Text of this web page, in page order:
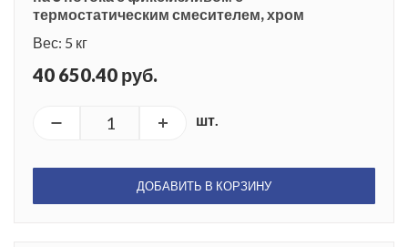
термостатическим смесителем, хром
Вес: 5 кг
40 650.40 руб.
шт.
ДОБАВИТЬ В КОРЗИНУ